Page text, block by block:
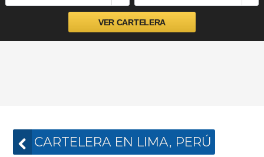
Próximos estrenos
Preventas
CARTELERA EN LIMA, PERÚ